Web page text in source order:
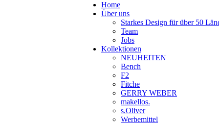
Home
Über uns
Starkes Design für über 50
Team
Jobs
Kollektionen
NEUHEITEN
Bench
F2
Fitche
GERRY WEBER
makellos.
s.Oliver
Werbemittel